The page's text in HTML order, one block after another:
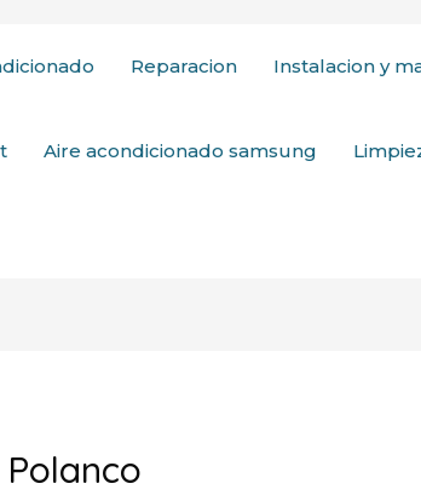
Reparacion Instalacion y
Aire acondicionado samsung